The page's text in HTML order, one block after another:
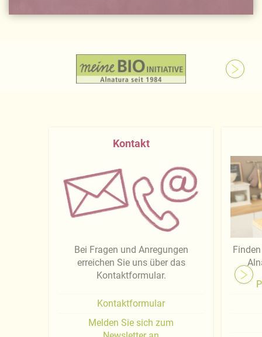
Kontakt
Bei Fragen und Anregungen
erreichen Sie uns über das
Kontaktformular.
Kontaktformular
Melden Sie sich zum